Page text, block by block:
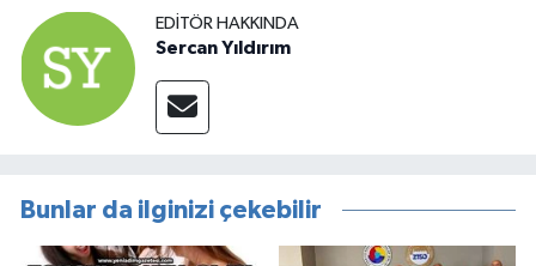
EDITÖR HAKKINDA
Sercan Yıldırım
Bunlar da ilginizi çekebilir